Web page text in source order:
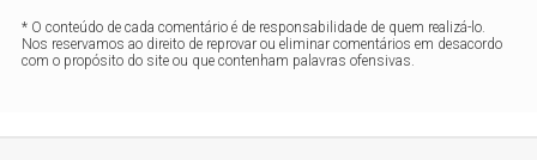
* O conteúdo de cada comentário é de responsabilidade de quem realizá-lo.
Nos reservamos ao direito de reprovar ou eliminar comentários em desacordo
com o propósito do site ou que contenham palavras ofensivas.